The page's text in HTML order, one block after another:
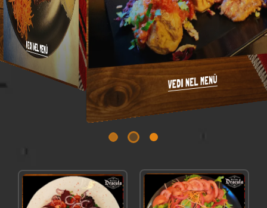
VEDI NEL MENÙ
VEDI NEL MENÙ